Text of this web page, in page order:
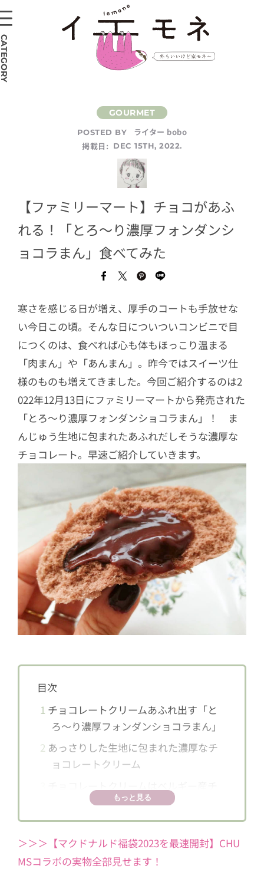
POSTED BY
ライター bobo
掲載日:
DEC 15TH, 2022.
【ファミリーマート】チョコがあふ
れる！「とろ～り濃厚フォンダンシ
ョコラまん」食べてみた
寒さを感じる日が増え、厚手のコートも手放せな
い今日この頃。そんな日についついコンビニで目
につくのは、食べれば心も体もほっこり温まる
「肉まん」や「あんまん」。昨今ではスイーツ仕
様のものも増えてきました。今回ご紹介するのは2
022年12月13日にファミリーマートから発売された
「とろ～り濃厚フォンダンショコラまん」！ ま
んじゅう生地に包まれたあふれだしそうな濃厚な
チョコレート。早速ご紹介していきます。
目次
1 チョコレートクリームあふれ出す「と
ろ～り濃厚フォンダンショコラまん」
2 あっさりした生地に包まれた濃厚なチ
ョコレートクリーム
ョコレートを使用もっと見る
＞＞＞【マクドナルド福袋2023を最速開封】CHU
MSコラボの実物全部見せます！